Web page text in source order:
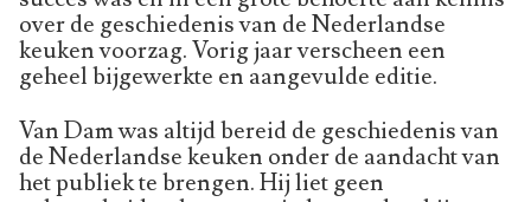
over de geschiedenis van de Nederlandse
keuken voorzag. Vorig jaar verscheen een
geheel bijgewerkte en aangevulde editie.
Van Dam was altijd bereid de geschiedenis van
de Nederlandse keuken onder de aandacht van
het publiek te brengen. Hij liet geen